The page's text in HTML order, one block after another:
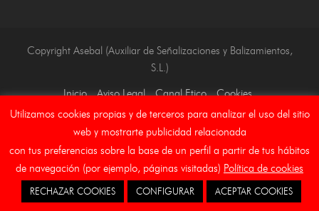
Copyright Asebal (Auxiliar de Señalizaciones y Balizamientos,
S.L.)
Inicio
Aviso Legal Canal Etico
Cookies
Utilizamos cookies propias y de terceros para analizar el uso del sitio
web y mostrarte publicidad relacionada
con tus preferencias sobre la base de un perfil a partir de tus hábitos
de navegación (por ejemplo, páginas visitadas) Política de cookies
RECHAZAR COOKIES CONFIGURAR ACEPTAR COOKIES